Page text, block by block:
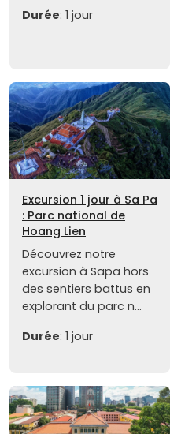
Durée: 1 jour
Excursion 1 jour à Sa Pa
: Parc national de
Hoang Lien
Découvrez notre
excursion à Sapa hors
des sentiers battus en
explorant du parc n...
Durée: 1 jour